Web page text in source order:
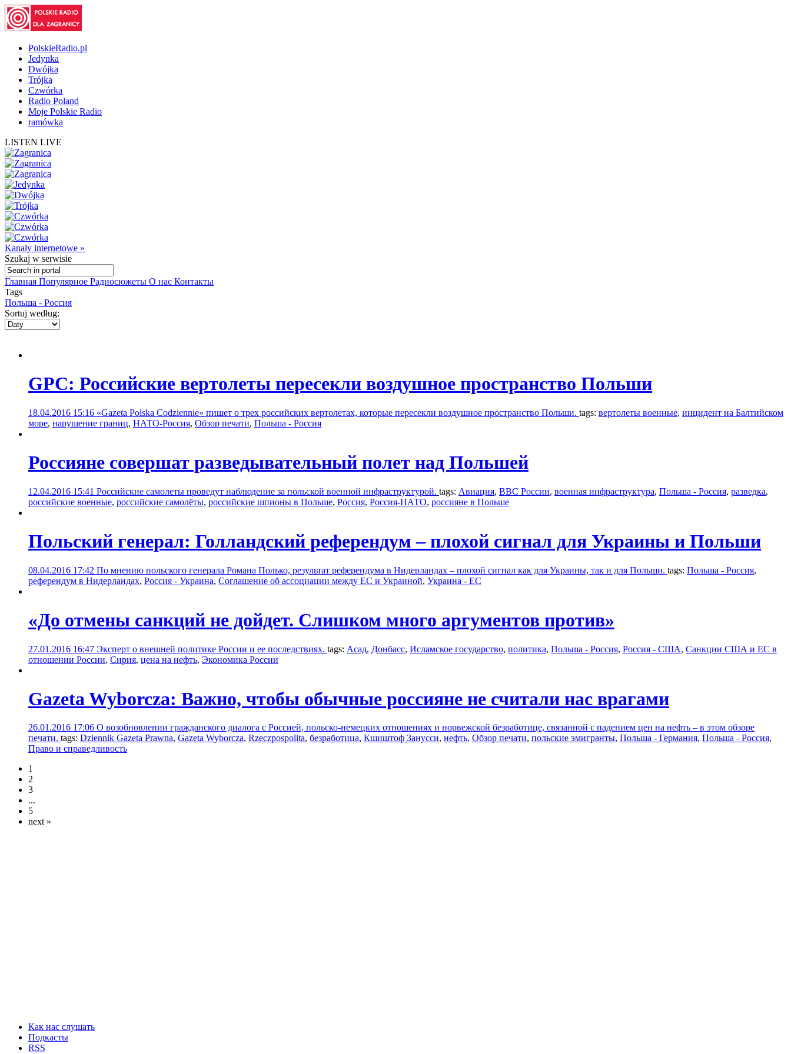
PolskieRadio.pl
Jedynka
Dwójka
Trójka
Czwórka
Radio Poland
Moje Polskie Radio
ramówka
LISTEN LIVE
Kanały internetowe »
Szukaj w serwisie
Главная Популярное Радиосюжеты О нас Контакты
Tags
Польша - Россия
Sortuj według:
GPC: Российские вертолеты пересекли воздушное пространство Польши
18.04.2016 15:16 «Gazeta Polska Codziennie» пишет о трех российских вертолетах, которые пересекли воздушное пространство Польши. tags: вертолеты военные, инцидент на Балтийском
море, нарушение границ, НАТО-Россия, Обзор печати, Польша - Россия
Россияне совершат разведывательный полет над Польшей
12.04.2016 15:41 Российские самолеты проведут наблюдение за польской военной инфраструктурой. tags: Авиация, ВВС России, военная инфраструктура, Польша - Россия, разведка,
российские военные, российские самолёты, российские шпионы в Польше, Россия, Россия-НАТО, россияне в Польше
Польский генерал: Голландский референдум – плохой сигнал для Украины и Польши
08.04.2016 17:42 По мнению польского генерала Романа Полько, результат референдума в Нидерландах – плохой сигнал как для Украины, так и для Польши. tags: Польша - Россия,
референдум в Нидерландах, Россия - Украина, Соглашение об ассоциации между ЕС и Украиной, Украина - ЕС
«До отмены санкций не дойдет. Слишком много аргументов против»
27.01.2016 16:47 Эксперт о внешней политике России и ее последствиях. tags: Асад, Донбасс, Исламское государство, политика, Польша - Россия, Россия - США, Санкции США и ЕС в
отношении России, Сирия, цена на нефть, Экономика России
Gazeta Wyborcza: Важно, чтобы обычные россияне не считали нас врагами
26.01.2016 17:06 О возобновлении гражданского диалога с Россией, польско-немецких отношениях и норвежской безработице, связанной с падением цен на нефть – в этом обзоре
печати. tags: Dziennik Gazeta Prawna, Gazeta Wyborcza, Rzeczpospolita, безработица, Кшиштоф Занусси, нефть, Обзор печати, польские эмигранты, Польша - Германия, Польша - Россия,
Право и справедливость
1
2
3
...
5
next »
Как нас слушать
Подкасты
RSS